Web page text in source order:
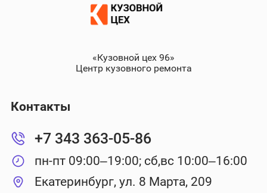
«Кузовной цех 96»
Центр кузовного ремонта
Контакты
+7 343 363-05-86
пн-пт 09:00–19:00; сб,вс 10:00–16:00
Екатеринбург, ул. 8 Марта, 209